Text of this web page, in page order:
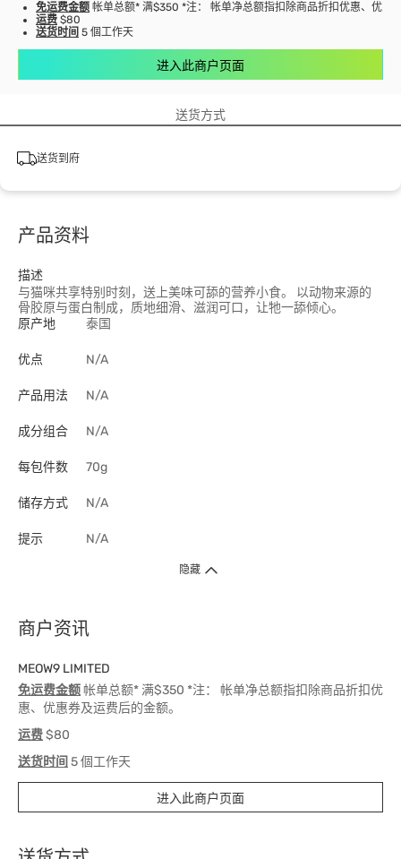
免运费金额 帐单总额* 满$350 *注： 帐单净总额指扣除商品折扣优惠、优惠
运费 $80
送货时间 5 個工作天
进入此商户页面
送货方式
送货到府
产品资料
描述
与猫咪共享特别时刻，送上美味可舔的营养小食。 以动物来源的
骨胶原与蛋白制成，质地细滑、滋润可口，让牠一舔倾心。
原产地
泰国
优点 N/A
产品用法 N/A
成分组合 N/A
每包件数 70g
储存方式 N/A
提示 N/A
隐藏
商户资讯
MEOW9 LIMITED
免运费金额帐单总额* 满$350 *注： 帐单净总额指扣除商品折扣优
惠、优惠券及运费后的金额。
运费$80
送货时间 5 個工作天
进入此商户页面